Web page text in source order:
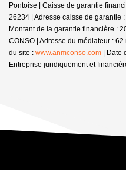
Pontoise | Caisse de garantie
26234 | Adresse caisse de garantie
Montant de la garantie financière :
CONSO | Adresse du médiateur :
du site : www.anmconso.com | Date
Entreprise juridiquement et